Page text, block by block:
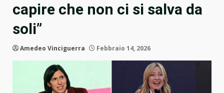
capire che non ci si salva da
soli”
Amedeo Vinciguerra Febbraio 14, 2026